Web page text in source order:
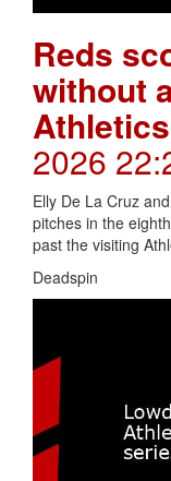
Reds
without
Athletics
2026
Elly De La Cruz
pitches in the
past the visiting
Deadspin